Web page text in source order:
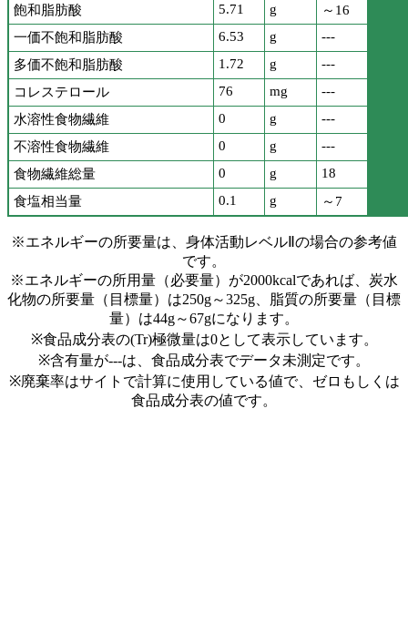
飽和脂肪酸
5.71 g
～16
一価不飽和脂肪酸
6.53 g
---
多価不飽和脂肪酸
1.72 g
---
コレステロール
76 mg
---
水溶性食物繊維
0 g
---
不溶性食物繊維
0 g
---
食物繊維総量
0 g
18
食塩相当量
0.1 g ～7
※エネルギーの所要量は、身体活動レベルⅡの場合の参考値
です。
※エネルギーの所用量（必要量）が2000kcalであれば、炭水
化物の所要量（目標量）は250g～325g、脂質の所要量（目標
量）は44g～67gになります。
※食品成分表の(Tr)極微量は0として表示しています。
※含有量が---は、食品成分表でデータ未測定です。
※廃棄率はサイトで計算に使用している値で、ゼロもしくは
食品成分表の値です。